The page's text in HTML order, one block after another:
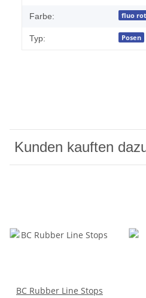
Farbe: fluo rot
Typ: Posen
Kunden kauften
BC Rubber Line Stops